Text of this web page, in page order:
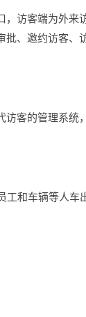
访客端为外来
批、邀约访客、
访客的管理系统
工和车辆等人车